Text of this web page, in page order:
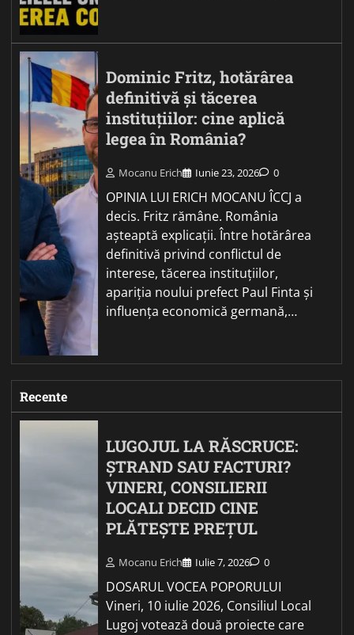
Dominic Fritz, hotărârea
definitivă și tăcerea
instituțiilor: cine aplică
legea în România?
Mocanu Erich Iunie 23, 2026 0
OPINIA LUI ERICH MOCANU ÎCCJ a
decis. Fritz rămâne. România
așteaptă explicații. Între hotărârea
definitivă privind conflictul de
interese, tăcerea instituțiilor,
apariția noului prefect Paul Finta și
influența economică germană,…
Recente
LUGOJUL LA RĂSCRUCE:
ȘTRAND SAU FACTURI?
VINERI, CONSILIERII
LOCALI DECID CINE
PLĂTEȘTE PREȚUL
Mocanu Erich Iulie 7, 2026 0
DOSARUL VOCEA POPORULUI
Vineri, 10 iulie 2026, Consiliul Local
Lugoj votează două proiecte care